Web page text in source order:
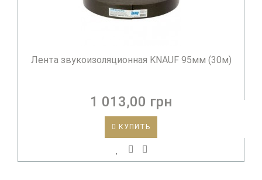
Лента звукоизоляционная KNAUF 95мм (30м)
1 013,00 грн
КУПИТЬ